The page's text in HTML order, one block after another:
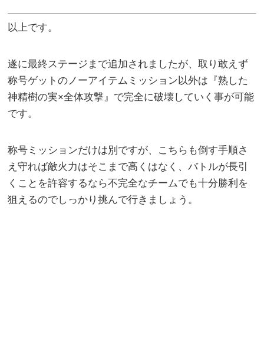
以上です。
遂に最終ステージまで追加されましたが、取り敢えず
称号ゲットのノーアイテムミッション以外は『熟した
神精樹の実×全体攻撃』で完全に破壊していく事が可能
です。
称号ミッションだけは別ですが、こちらも倒す手順さ
え守れば敵火力はそこまで高くはなく、バトルが長引
くことを許容するなら不完全なチームでも十分勝利を
狙えるのでしっかり挑んで行きましょう。